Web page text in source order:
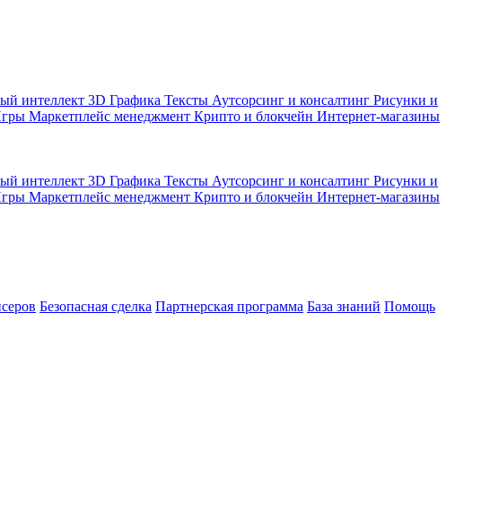
интеллект 3D Графика Тексты Аутсорсинг и консалтинг Рисунки и
Маркетплейс менеджмент Крипто и блокчейн Интернет-магазины
интеллект 3D Графика Тексты Аутсорсинг и консалтинг Рисунки и
Маркетплейс менеджмент Крипто и блокчейн Интернет-магазины
Безопасная сделка Партнерская программа База знаний Помощь